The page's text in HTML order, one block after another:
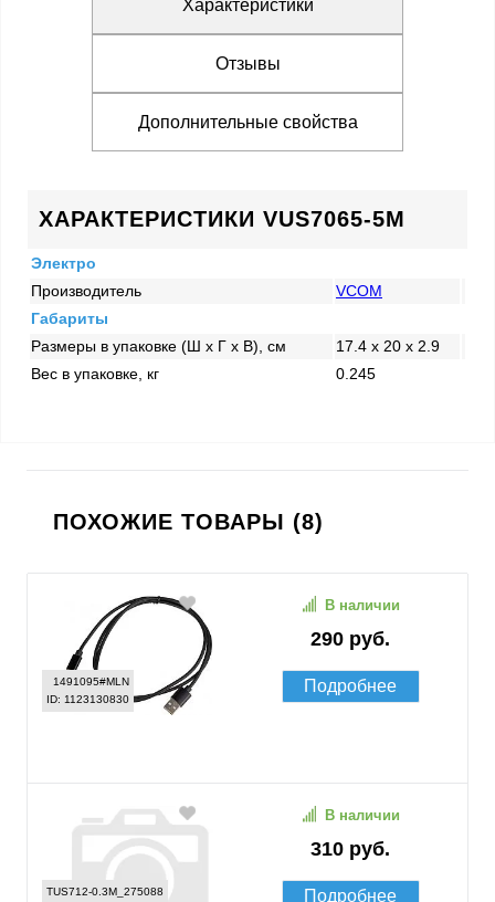
Характеристики
Отзывы
Дополнительные свойства
ХАРАКТЕРИСТИКИ VUS7065-5M
Электро
Производитель
VCOM
Габариты
Размеры в упаковке (Ш x Г x В), см
17.4 x 20 x 2.9
Вес в упаковке, кг
0.245
ПОХОЖИЕ ТОВАРЫ (8)
1491095#MLN
ID: 1123130830
290 руб.
В наличии
Подробнее
TUS712-0.3M_275088
310 руб.
В наличии
Подробнее